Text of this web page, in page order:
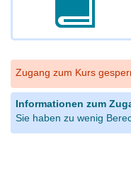
Zugang zum Kurs
Informationen zum
Sie haben zu wenig